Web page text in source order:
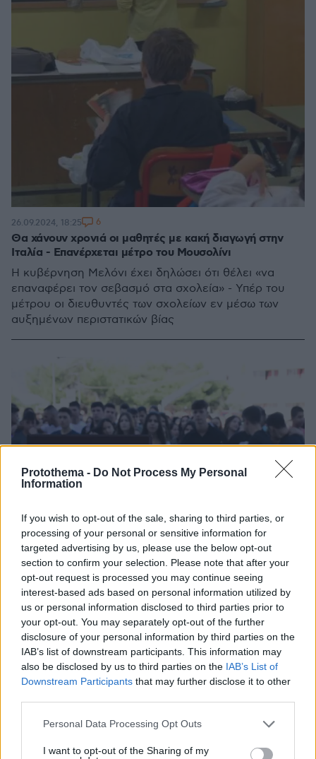
Protothema - Do Not Process My Personal
Information
If you wish to opt-out of the sale, sharing to third parties, or
processing of your personal or sensitive information for
targeted advertising by us, please use the below opt-out
section to confirm your selection. Please note that after your
opt-out request is processed you may continue seeing
interest-based ads based on personal information utilized by
us or personal information disclosed to third parties prior to
your opt-out. You may separately opt-out of the further
disclosure of your personal information by third parties on the
IAB’s list of downstream participants. This information may
also be disclosed by us to third parties on the IAB’s List of
Downstream Participants that may further disclose it to other
Please note that this website/app uses one or more Google
not limited to your visit or usage behaviour. You may click to
Personal Data Processing Opt Outs
I want to opt-out of the Sharing of my
Θα χάνουν χρονιά οι μαθητές με κακή διαγωγή στην
Ιταλία - Επανέρχεται μέτρο του Μουσολίνι
Η κυβέρνηση Μελόνι έχει δηλώσει ότι θέλει «να
επαναφέρει τον σεβασμό στα σχολεία» - Υπέρ του
μέτρου οι διευθυντές των σχολείων εν μέσω των
αυξημένων περιστατικών βίας
26.09.2024, 18:25 6
Πρώτο κουδούνι στα σχολεία σήμερα – Οι αλλαγές της
Κινητό στην τσάντα, Ψηφιακό Φροντιστήριο και –
σύντομα – ψηφιακή ενημέρωση γονέων για
απουσίες, διδαχθείσα ύλη και προγραμματισμό
11.09.2024, 07:17 17